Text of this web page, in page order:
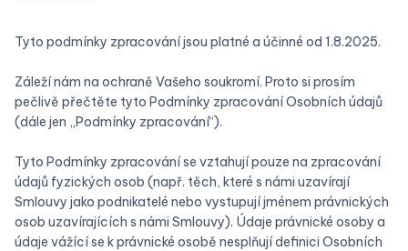
Tyto podmínky zpracování jsou platné a účinné od 1.8.2025.
Záleží nám na ochraně Vašeho soukromí. Proto si prosím
pečlivě přečtěte tyto Podmínky zpracování Osobních údajů
(dále jen „Podmínky zpracování“).
Tyto Podmínky zpracování se vztahují pouze na zpracování
údajů fyzických osob (např. těch, které s námi uzavírají
Smlouvy jako podnikatelé nebo vystupují jménem právnických
osob uzavírajících s námi Smlouvy). Údaje právnické osoby a
údaje vážící se k právnické osobě nesplňují definici Osobních